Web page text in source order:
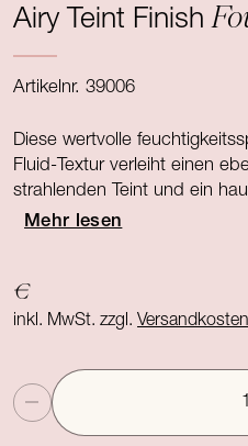
Airy Teint Finish
Artikelnr. 39006
Diese wertvolle
Fluid-Textur verleiht einen
strahlenden Teint und ein
Mehr lesen
€
inkl. MwSt. zzgl.Versandkosten
Anzahl